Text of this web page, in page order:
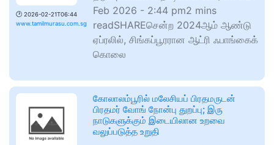
🕑 2026-02-21T06:44
www.tamilmurasu.com.sg
Feb 2026 - 2:44 pm2 mins
readSHAREசென்ற 2024ஆம் ஆண்டு
ஏப்ரலில், சிங்கப்பூரரான ஆட்ரி ஃபாங்கைக்
கொலை
கோலாலம்பூரில் மலேசியப் பிரதமருடன்
பிரதமர் வோங் நோன்பு துறப்பு; இரு
நாடுகளுக்கும் இடையிலான உறவை
வலுப்படுத்த உறுதி